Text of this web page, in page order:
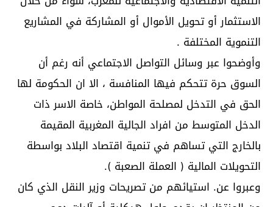
الاستثمار أو تحويل الأموال أو المشاركة في المشاريع
التنموية المختلفة .
وأوضحوا عبر وسائل التواصل الاجتماعي أنه رغم أن
السوق حرة تتحكم فيها المنافسة ، الا ان الحكومة لها
الحق في التدخل لمصلحة المواطن، خاصة الاسر ذات
الدخل المتوسط من افراد الجالية المغربية المقيمة
بالخارج التي تساهم في تنمية اقتصاد البلاد بواسطة
التحويلات المالية ( العملة الصعبة ).
وعبروا عن. استيائهم من تصريحات وزير النقل الذي كان